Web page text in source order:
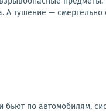
тушение — смертельно
по автомобилям,